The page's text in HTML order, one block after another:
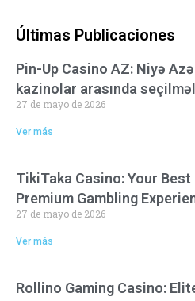
Últimas Publicaciones
Pin-Up Casino AZ: Niyə
kazinolar arasında
27 de mayo de 2026
Ver más
TikiTaka Casino: Your
Premium Gambling
27 de mayo de 2026
Ver más
Rollino Gaming Casino: